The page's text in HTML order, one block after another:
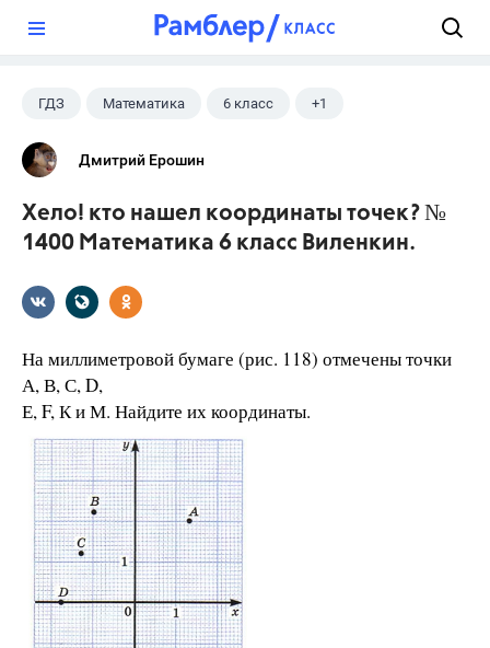
ГДЗ Математика 6 класс +1
Виленкин Н.Я.
Дмитрий Ерошин
Хело! кто нашел координаты точек? №
1400 Математика 6 класс Виленкин.
На миллиметровой бумаге (рис. 118) отмечены точки
А, В, С, D,
Е, F, К и М. Найдите их координаты.